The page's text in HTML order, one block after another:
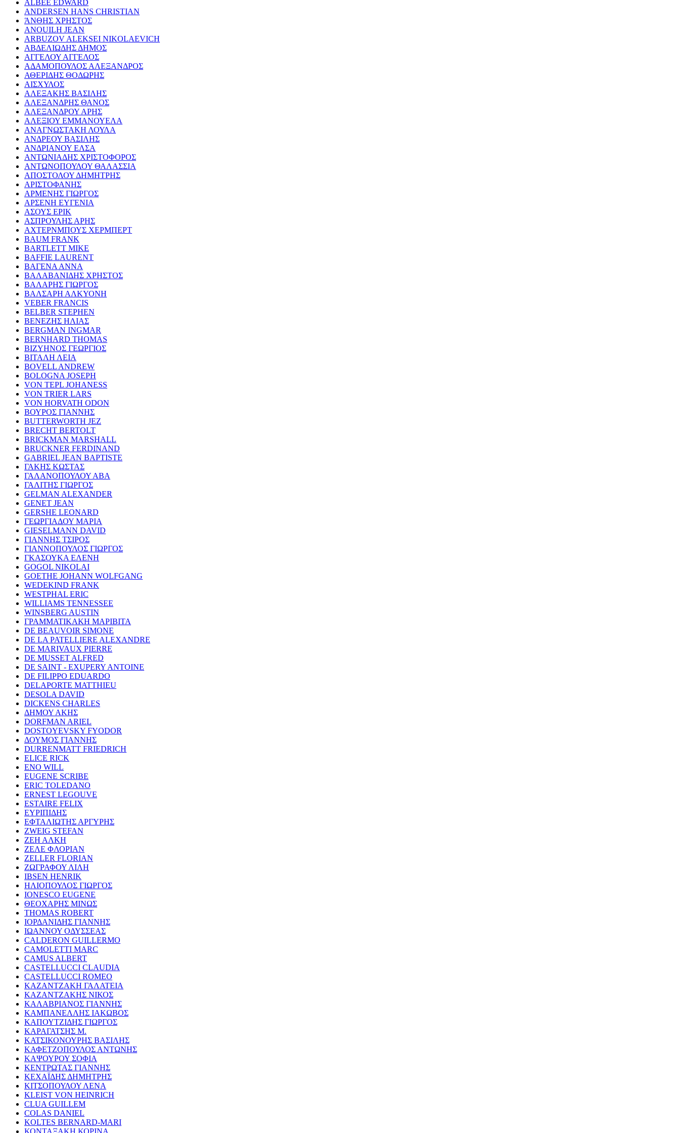
ALBEE EDWARD
ANDERSEN HANS CHRISTIAN
ΆΝΘΗΣ ΧΡΗΣΤΟΣ
ANOUILH JEAN
ARBUZOV ALEKSEI NIKOLAEVICH
ΑΒΔΕΛΙΩΔΗΣ ΔΗΜΟΣ
ΑΓΓΕΛΟΥ ΑΓΓΕΛΟΣ
ΑΔΑΜΟΠΟΥΛΟΣ ΑΛΕΞΑΝΔΡΟΣ
ΑΘΕΡΙΔΗΣ ΘΟΔΩΡΗΣ
ΑΙΣΧΥΛΟΣ
ΑΛΕΞΑΚΗΣ ΒΑΣΙΛΗΣ
ΑΛΕΞΑΝΔΡΗΣ ΘΑΝΟΣ
ΑΛΕΞΑΝΔΡΟΥ ΑΡΗΣ
ΑΛΕΞΙΟΥ ΕΜΜΑΝΟΥΕΛΑ
ΑΝΑΓΝΩΣΤΑΚΗ ΛΟΥΛΑ
ΑΝΔΡΕΟΥ ΒΑΣΙΛΗΣ
ΑΝΔΡΙΑΝΟΥ ΕΛΣΑ
ΑΝΤΩΝΙΑΔΗΣ ΧΡΙΣΤΟΦΟΡΟΣ
ΑΝΤΩΝΟΠΟΥΛΟΥ ΘΑΛΑΣΣΙΑ
ΑΠΟΣΤΟΛΟΥ ΔΗΜΗΤΡΗΣ
ΑΡΙΣΤΟΦΑΝΗΣ
ΑΡΜΕΝΗΣ ΓΙΩΡΓΟΣ
ΑΡΣΕΝΗ ΕΥΓΕΝΙΑ
ΑΣΟΥΣ ΕΡΙΚ
ΑΣΠΡΟΥΛΗΣ ΑΡΗΣ
ΑΧΤΕΡΝΜΠΟΥΣ ΧΕΡΜΠΕΡΤ
BAUM FRANK
BARTLETT MIKE
BAFFIE LAURENT
ΒΑΓΕΝΑ ΑΝΝΑ
ΒΑΛΑΒΑΝΙΔΗΣ ΧΡΗΣΤΟΣ
ΒΑΛΑΡΗΣ ΓΙΩΡΓΟΣ
ΒΑΛΣΑΡΗ ΑΛΚΥΟΝΗ
VEBER FRANCIS
BELBER STEPHEN
ΒΕΝΕΖΗΣ ΗΛΙΑΣ
BERGMAN INGMAR
BERNHARD THOMAS
ΒΙΖΥΗΝΟΣ ΓΕΩΡΓΙΟΣ
ΒΙΤΑΛΗ ΛΕΙΑ
BOVELL ANDREW
BOLOGNA JOSEPH
VON TEPL JOHANESS
VON TRIER LARS
VON HORVATH ODON
ΒΟΥΡΟΣ ΓΙΑΝΝΗΣ
BUTTERWORTH JEZ
BRECHT BERTOLT
BRICKMAN MARSHALL
BRUCKNER FERDINAND
GABRIEL JEAN BAPTISTE
ΓΑΚΗΣ ΚΩΣΤΑΣ
ΓΑΛΑΝΟΠΟΥΛΟΥ ΑΒΑ
ΓΑΛΙΤΗΣ ΓΙΩΡΓΟΣ
GELMAN ALEXANDER
GENET JEAN
GERSHE LEONARD
ΓΕΩΡΓΙΑΔΟΥ ΜΑΡΙΑ
GIESELMANN DAVID
ΓΙΑΝΝΗΣ ΤΣΙΡΟΣ
ΓΙΑΝΝΟΠΟΥΛΟΣ ΓΙΩΡΓΟΣ
ΓΚΑΣΟΥΚΑ ΕΛΕΝΗ
GOGOL NIKOLAI
GOETHE JOHANN WOLFGANG
WEDEKIND FRANK
WESTPHAL ERIC
WILLIAMS TENNESSEE
WINSBERG AUSTIN
ΓΡΑΜΜΑΤΙΚΑΚΗ ΜΑΡΙΒΙΤΑ
DE BEAUVOIR SIMONE
DE LA PATELLIERE ALEXANDRE
DE MARIVAUX PIERRE
DE MUSSET ALFRED
DE SAINT - EXUPERY ANTOINE
DE FILIPPO EDUARDO
DELAPORTE MATTHIEU
DESOLA DAVID
DICKENS CHARLES
ΔΗΜΟΥ ΑΚΗΣ
DORFMAN ARIEL
DOSTOYEVSKY FYODOR
ΔΟΥΜΟΣ ΓΙΑΝΝΗΣ
DURRENMATT FRIEDRICH
ELICE RICK
ENO WILL
EUGENE SCRIBE
ERIC TOLEDANO
ERNEST LEGOUVE
ESTAIRE FELIX
ΕΥΡΙΠΙΔΗΣ
ΕΦΤΑΛΙΩΤΗΣ ΑΡΓΥΡΗΣ
ZWEIG STEFAN
ΖΕΗ ΑΛΚΗ
ΖΕΛΕ ΦΛΟΡΙΑΝ
ZELLER FLORIAN
ΖΩΓΡΑΦΟΥ ΛΙΛΗ
IBSEN HENRIK
ΗΛΙΟΠΟΥΛΟΣ ΓΙΩΡΓΟΣ
IONESCO EUGENE
ΘΕΟΧΑΡΗΣ ΜΙΝΩΣ
THOMAS ROBERT
ΙΟΡΔΑΝΙΔΗΣ ΓΙΑΝΝΗΣ
ΙΩΑΝΝΟΥ ΟΔΥΣΣΕΑΣ
CALDERON GUILLERMO
CAMOLETTI MARC
CAMUS ALBERT
CASTELLUCCI CLAUDIA
CASTELLUCCI ROMEO
ΚΑΖΑΝΤΖΑΚΗ ΓΑΛΑΤΕΙΑ
ΚΑΖΑΝΤΖΑΚΗΣ ΝΙΚΟΣ
ΚΑΛΑΒΡΙΑΝΟΣ ΓΙΑΝΝΗΣ
ΚΑΜΠΑΝΕΛΛΗΣ ΙΑΚΩΒΟΣ
ΚΑΠΟΥΤΖΙΔΗΣ ΓΙΩΡΓΟΣ
ΚΑΡΑΓΑΤΣΗΣ Μ.
ΚΑΤΣΙΚΟΝΟΥΡΗΣ ΒΑΣΙΛΗΣ
ΚΑΦΕΤΖΟΠΟΥΛΟΣ ΑΝΤΩΝΗΣ
ΚΑΨΟΥΡΟΥ ΣΟΦΙΑ
ΚΕΝΤΡΩΤΑΣ ΓΙΑΝΝΗΣ
ΚΕΧΑΪΔΗΣ ΔΗΜΗΤΡΗΣ
ΚΙΤΣΟΠΟΥΛΟΥ ΛΕΝΑ
KLEIST VON HEINRICH
CLUA GUILLEM
COLAS DANIEL
KOLTES BERNARD-MARI
ΚΟΝΤΑΞΑΚΗ ΚΟΡΙΝΑ